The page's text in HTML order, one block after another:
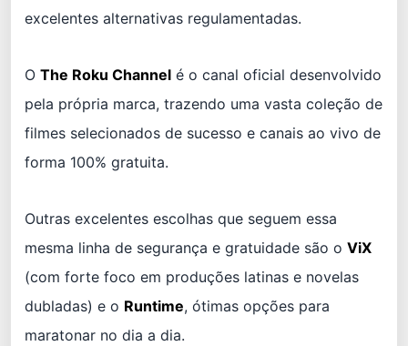
excelentes alternativas regulamentadas.
O The Roku Channel é o canal oficial desenvolvido
pela própria marca, trazendo uma vasta coleção de
filmes selecionados de sucesso e canais ao vivo de
forma 100% gratuita.
Outras excelentes escolhas que seguem essa
mesma linha de segurança e gratuidade são o ViX
(com forte foco em produções latinas e novelas
dubladas) e o Runtime, ótimas opções para
maratonar no dia a dia.